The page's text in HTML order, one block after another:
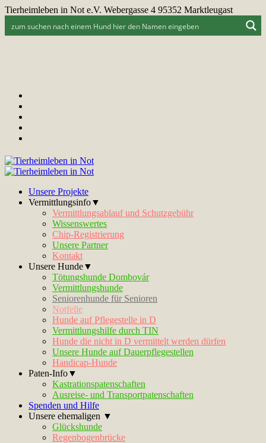
Tierheimleben in Not e.V. Webergasse 4 95352 Marktleugast
Unsere Projekte
Vermittlungsinfo▼
Vermittlungsablauf und Schutzgebühr
Wissenswertes
Chip-Registrierung
Unsere Partner
Kontakt
Unsere Hunde▼
Tötungshunde Dombovár
Vermittlungshunde
Seniorenhunde für Senioren
Notfelle
Hunde auf Pflegestelle in D
Vermittlungshilfe durch TIN
Hunde die nicht in D vermittelt werden dürfen
Unsere Hunde auf Dauerpflegestellen
Handicap-Hunde
Paten-Info▼
Kastrationspatenschaften
Ausreise- und Transportpatenschaften
Spenden und Hilfe
Unsere ehemaligen ▼
Glückshunde
Regenbogenbrücke